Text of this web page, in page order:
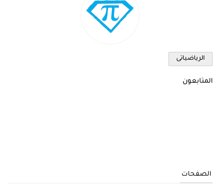
الرياضياتى
المتابعون
الصفحات